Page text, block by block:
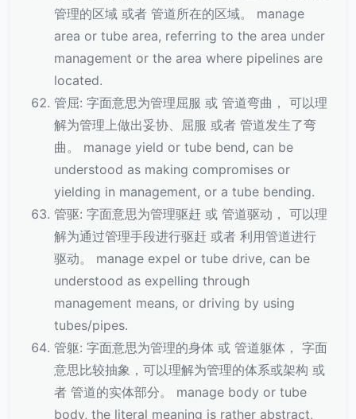
管理的区域 或者 管道所在的区域。 manage
area or tube area, referring to the area under
management or the area where pipelines are
located.
管屈: 字面意思为管理屈服 或 管道弯曲， 可以理
解为管理上做出妥协、屈服 或者 管道发生了弯
曲。 manage yield or tube bend, can be
understood as making compromises or
yielding in management, or a tube bending.
管驱: 字面意思为管理驱赶 或 管道驱动， 可以理
解为通过管理手段进行驱赶 或者 利用管道进行
驱动。 manage expel or tube drive, can be
understood as expelling through
management means, or driving by using
tubes/pipes.
管躯: 字面意思为管理的身体 或 管道躯体， 字面
意思比较抽象，可以理解为管理的体系或架构 或
者 管道的实体部分。 manage body or tube
body, the literal meaning is rather abstract,